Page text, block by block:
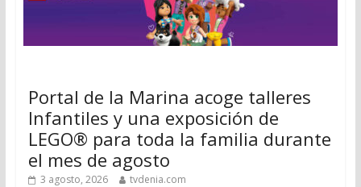
Portal de la Marina acoge talleres
Infantiles y una exposición de
LEGO® para toda la familia durante
el mes de agosto
3 agosto, 2026 tvdenia.com